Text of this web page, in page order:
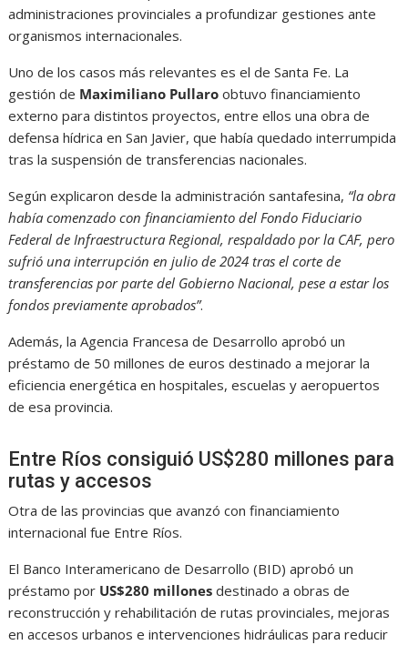
administraciones provinciales a profundizar gestiones ante
organismos internacionales.
Uno de los casos más relevantes es el de Santa Fe. La
gestión de Maximiliano Pullaro obtuvo financiamiento
externo para distintos proyectos, entre ellos una obra de
defensa hídrica en San Javier, que había quedado interrumpida
tras la suspensión de transferencias nacionales.
Según explicaron desde la administración santafesina, “la obra
había comenzado con financiamiento del Fondo Fiduciario
Federal de Infraestructura Regional, respaldado por la CAF, pero
sufrió una interrupción en julio de 2024 tras el corte de
transferencias por parte del Gobierno Nacional, pese a estar los
fondos previamente aprobados”.
Además, la Agencia Francesa de Desarrollo aprobó un
préstamo de 50 millones de euros destinado a mejorar la
eficiencia energética en hospitales, escuelas y aeropuertos
de esa provincia.
Entre Ríos consiguió US$280 millones para
rutas y accesos
Otra de las provincias que avanzó con financiamiento
internacional fue Entre Ríos.
El Banco Interamericano de Desarrollo (BID) aprobó un
préstamo por US$280 millones destinado a obras de
reconstrucción y rehabilitación de rutas provinciales, mejoras
en accesos urbanos e intervenciones hidráulicas para reducir